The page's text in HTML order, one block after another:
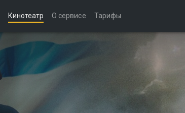
Кинотеатр О сервисе Тарифы